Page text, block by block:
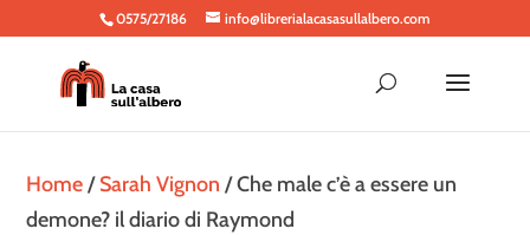
0575/27186 info@librerialacasasullalbero.com
Home/Sarah Vignon / Che male c’è a essere un
demone? il diario di Raymond